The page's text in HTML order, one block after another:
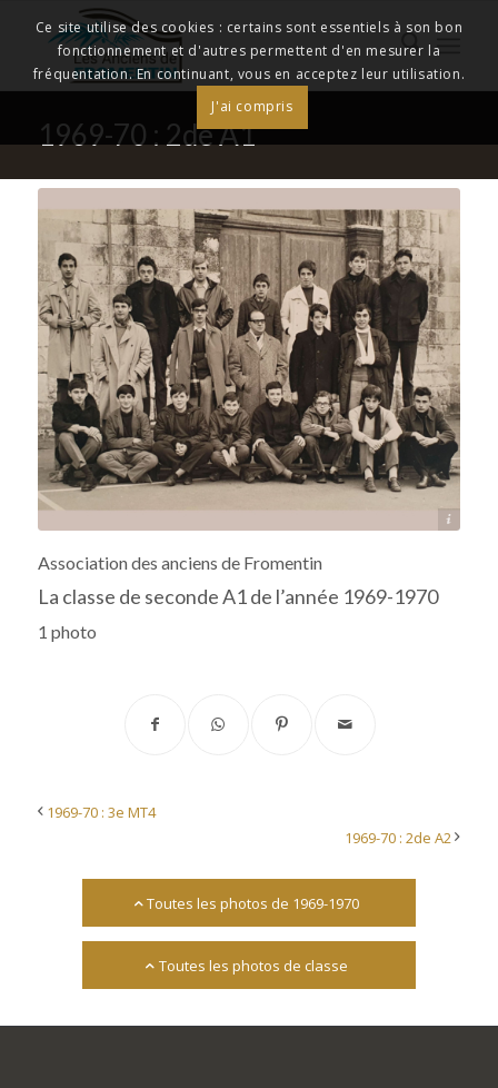
1969-70 : 2de A1
Association des anciens de Fromentin
La classe de seconde A1 de l’année 1969-1970
1 photo
1969-70 : 3e MT4
1969-70 : 2de A2
Toutes les photos de 1969-1970
Toutes les photos de classe
Ce site utilise des cookies : certains sont essentiels à son bon
fonctionnement et d'autres permettent d'en mesurer la
fréquentation. En continuant, vous en acceptez leur utilisation.
J'ai compris